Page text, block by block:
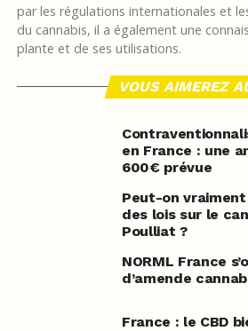
par les régulations internationales et
du cannabis, il a également une
plante et de ses utilisations.
VOUS AIMEREZ
en France : une
600€ prévue
Peut-on
des lois sur le
Poulliat ?
NORML France
d’amende
France : le CBD